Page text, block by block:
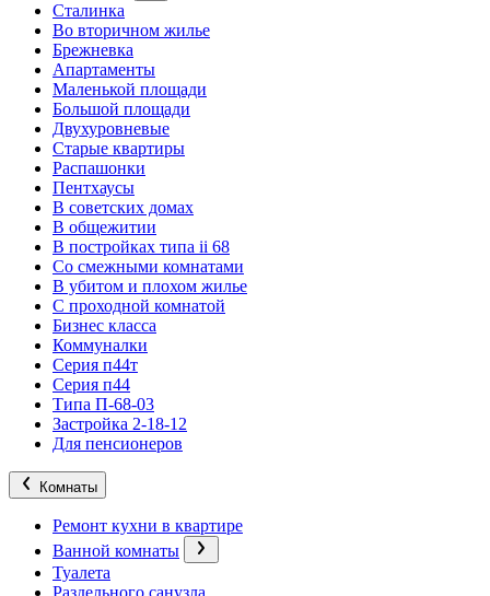
Сталинка
Во вторичном жилье
Брежневка
Апартаменты
Маленькой площади
Большой площади
Двухуровневые
Старые квартиры
Распашонки
Пентхаусы
В советских домах
В общежитии
В постройках типа ii 68
Со смежными комнатами
В убитом и плохом жилье
С проходной комнатой
Бизнес класса
Коммуналки
Серия п44т
Серия п44
Типа П-68-03
Застройка 2-18-12
Для пенсионеров
Комнаты
Ремонт кухни в квартире
Ванной комнаты
Туалета
Раздельного санузла